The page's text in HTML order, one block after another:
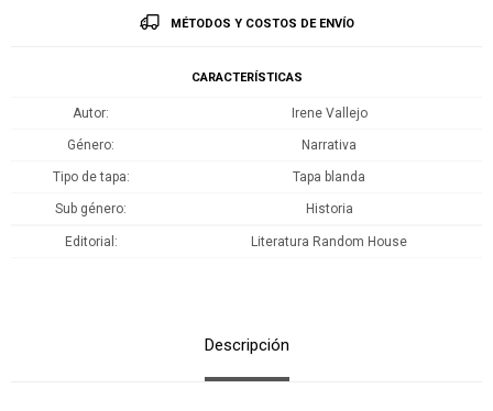
MÉTODOS Y COSTOS DE ENVÍO
CARACTERÍSTICAS
Autor Irene Vallejo
Género Narrativa
Tipo de tapa Tapa blanda
Sub género Historia
Editorial Literatura Random House
Descripción